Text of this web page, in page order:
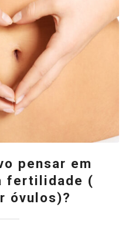
pensar em
fertilidade (
óvulos)?